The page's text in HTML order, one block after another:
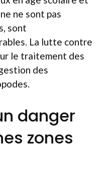
ne sont pas
sont
La lutte contre
le traitement des
des
danger
zones